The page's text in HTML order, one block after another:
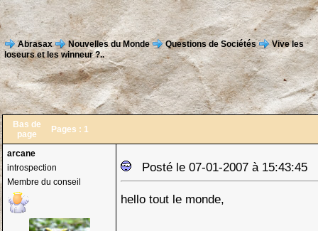
Abrasax Nouvelles du Monde Questions de Sociétés
Vive les
loseurs et les winneur ?..
Bas de
page
Pages : 1
arcane
introspection
Membre du conseil
Posté le 07-01-2007 à 15:43:45
hello tout le monde,